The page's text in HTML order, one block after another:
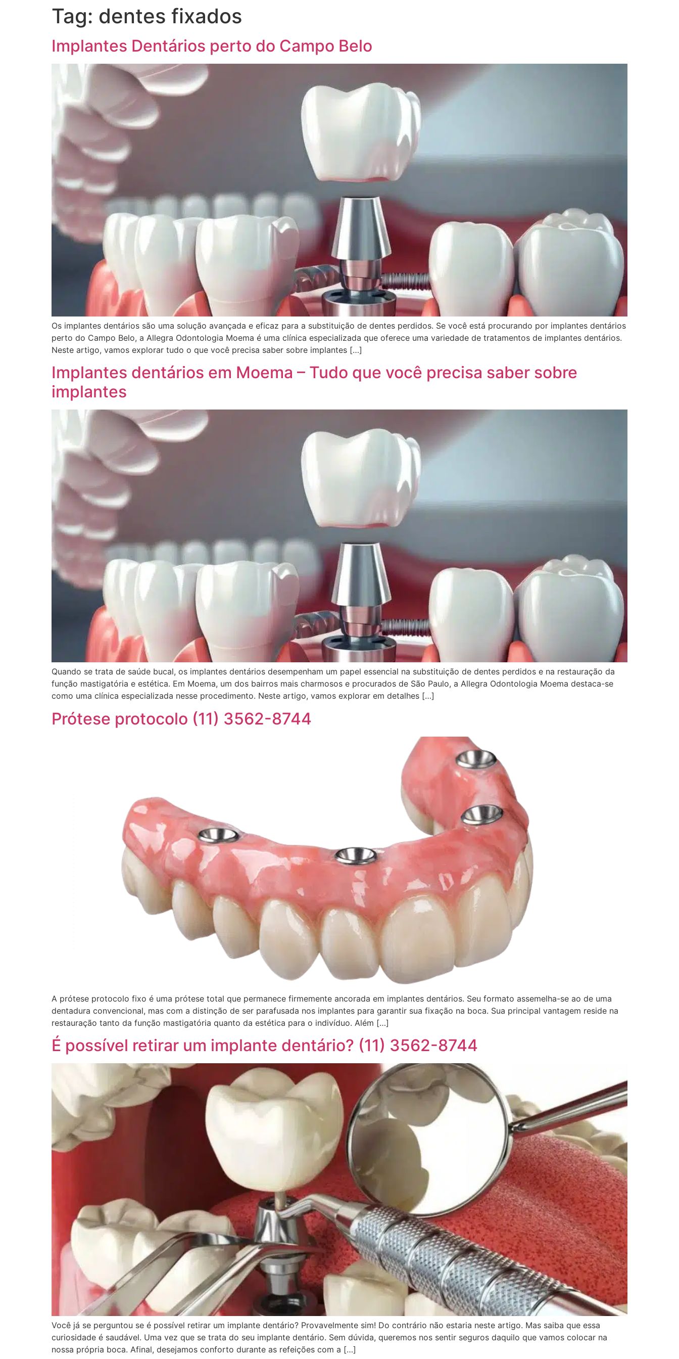
Tag: dentes fixados
Implantes Dentários perto do Campo Belo
Os implantes dentários são uma solução avançada e eficaz para a substituição de dentes perdidos. Se você está procurando por implantes dentários
perto do Campo Belo, a Allegra Odontologia Moema é uma clínica especializada que oferece uma variedade de tratamentos de implantes dentários.
Neste artigo, vamos explorar tudo o que você precisa saber sobre implantes […]
Implantes dentários em Moema – Tudo que você precisa saber sobre
implantes
Quando se trata de saúde bucal, os implantes dentários desempenham um papel essencial na substituição de dentes perdidos e na restauração da
função mastigatória e estética. Em Moema, um dos bairros mais charmosos e procurados de São Paulo, a Allegra Odontologia Moema destaca-se
como uma clínica especializada nesse procedimento. Neste artigo, vamos explorar em detalhes […]
Prótese protocolo (11) 3562-8744
A prótese protocolo fixo é uma prótese total que permanece firmemente ancorada em implantes dentários. Seu formato assemelha-se ao de uma
dentadura convencional, mas com a distinção de ser parafusada nos implantes para garantir sua fixação na boca. Sua principal vantagem reside na
restauração tanto da função mastigatória quanto da estética para o indivíduo. Além […]
É possível retirar um implante dentário? (11) 3562-8744
Você já se perguntou se é possível retirar um implante dentário? Provavelmente sim! Do contrário não estaria neste artigo. Mas saiba que essa
curiosidade é saudável. Uma vez que se trata do seu implante dentário. Sem dúvida, queremos nos sentir seguros daquilo que vamos colocar na
nossa própria boca. Afinal, desejamos conforto durante as refeições com a […]